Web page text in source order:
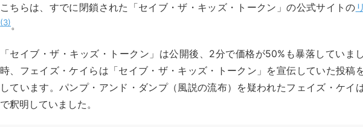
こちらは、すでに閉鎖された「セイブ・ザ・キッズ・トークン」の公式サイトの
3 。
「セイブ・ザ・キッズ・トークン」は公開後、2分で価格が50%も暴落していま
時、フェイズ・ケイらは「セイブ・ザ・キッズ・トークン」を宣伝していた投稿
しています。パンプ・アンド・ダンプ（風説の流布）を疑われたフェイズ・ケイ
で釈明していました。